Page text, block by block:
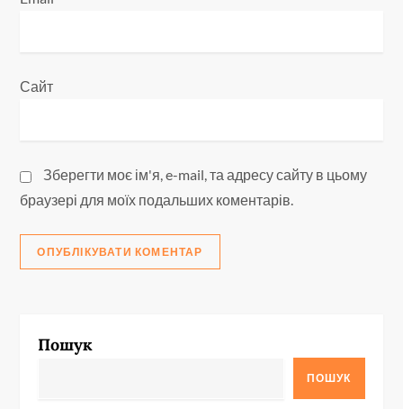
Сайт
Зберегти моє ім'я, e-mail, та адресу сайту в цьому
браузері для моїх подальших коментарів.
Пошук
ПОШУК